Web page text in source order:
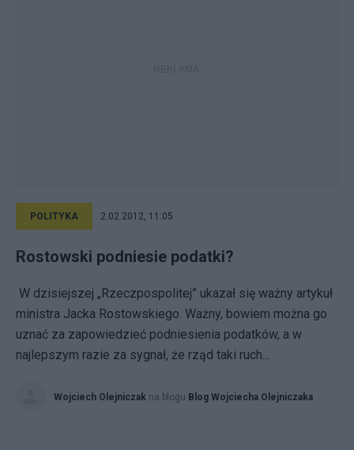
POLITYKA 2.02.2012, 11:05
Rostowski podniesie podatki?
W dzisiejszej „Rzeczpospolitej” ukazał się ważny artykuł
ministra Jacka Rostowskiego. Ważny, bowiem można go
uznać za zapowiedzieć podniesienia podatków, a w
najlepszym razie za sygnał, że rząd taki ruch...
Wojciech Olejniczak na blogu Blog Wojciecha Olejniczaka